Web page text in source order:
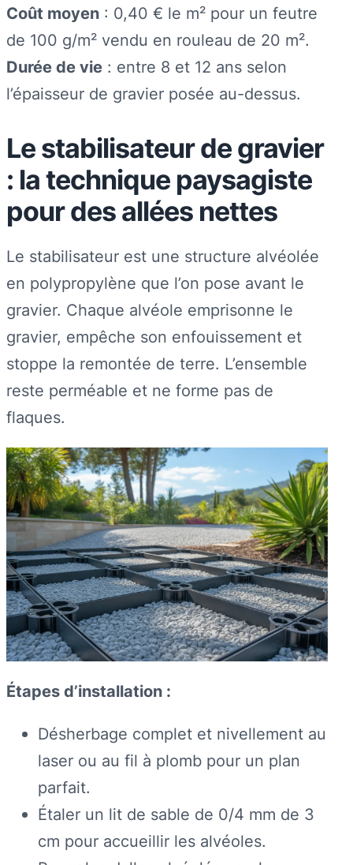
Coût moyen : 0,40 € le m² pour un feutre
de 100 g/m² vendu en rouleau de 20 m².
Durée de vie : entre 8 et 12 ans selon
l’épaisseur de gravier posée au-dessus.
Le stabilisateur de gravier
: la technique paysagiste
pour des allées nettes
Le stabilisateur est une structure alvéolée
en polypropylène que l’on pose avant le
gravier. Chaque alvéole emprisonne le
gravier, empêche son enfouissement et
stoppe la remontée de terre. L’ensemble
reste perméable et ne forme pas de
flaques.
Étapes d’installation :
Désherbage complet et nivellement au
laser ou au fil à plomb pour un plan
parfait.
Étaler un lit de sable de 0/4 mm de 3
cm pour accueillir les alvéoles.